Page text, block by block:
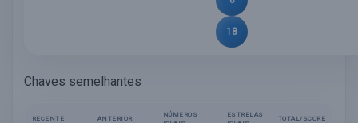
18
Chaves semelhantes
RECENTE ANTERIOR
NÚMEROS
ESTRELAS
TOTAL/SCORE